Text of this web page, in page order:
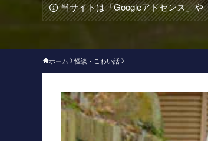
当サイトは「Googleアドセンス」
ホーム 怪談・こわい話